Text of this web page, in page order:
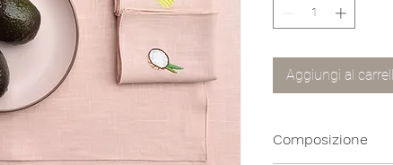
Aggiungi al
Composizione